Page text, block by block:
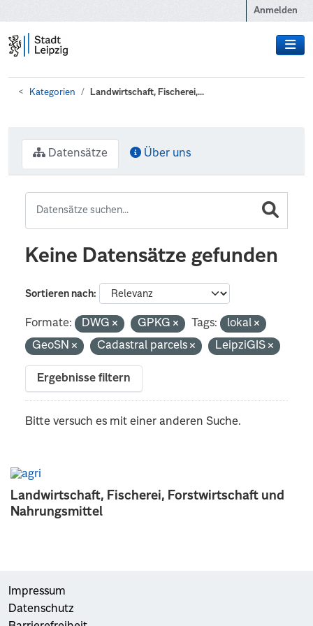
Anmelden
Kategorien Landwirtschaft, Fischerei,...
Landwirtschaft, Fischerei, Forstwirtschaft und
Nahrungsmittel
Datensätze Über uns
Keine Datensätze gefunden
Sortieren nach
Formate: DWG GPKG Tags:
lokal
GeoSN
Cadastral parcels LeipziGIS
Ergebnisse filtern
Bitte versuch es mit einer anderen Suche.
Impressum
Datenschutz